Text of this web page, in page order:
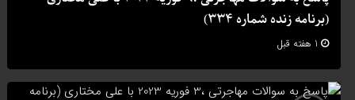
(برنامه زنده شماره 334)
1 هفته قبل